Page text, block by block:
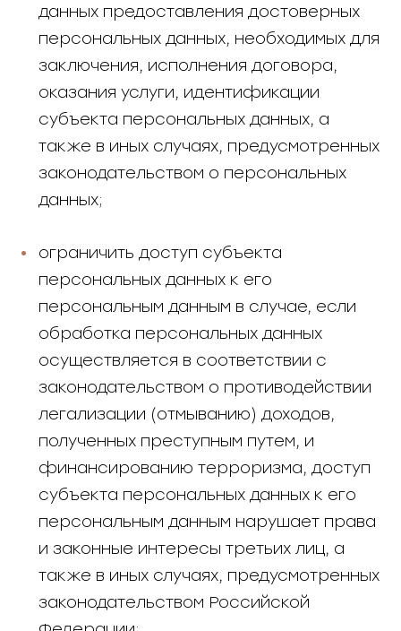
данных предоставления достоверных
персональных данных, необходимых для
заключения, исполнения договора,
оказания услуги, идентификации
субъекта персональных данных, а
также в иных случаях, предусмотренных
законодательством о персональных
данных;
ограничить доступ субъекта
персональных данных к его
персональным данным в случае, если
обработка персональных данных
осуществляется в соответствии с
законодательством о противодействии
легализации (отмыванию) доходов,
полученных преступным путем, и
финансированию терроризма, доступ
субъекта персональных данных к его
персональным данным нарушает права
и законные интересы третьих лиц, а
также в иных случаях, предусмотренных
законодательством Российской